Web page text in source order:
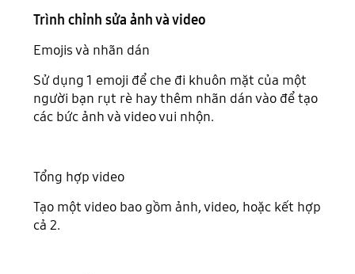
Trình chỉnh sửa ảnh và video
Emojis và nhãn dán
Sử dụng 1 emoji để che đi khuôn mặt của một
người bạn rụt rè hay thêm nhãn dán vào để tạo
các bức ảnh và video vui nhộn.
Tổng hợp video
Tạo một video bao gồm ảnh, video, hoặc kết hợp
cả 2.